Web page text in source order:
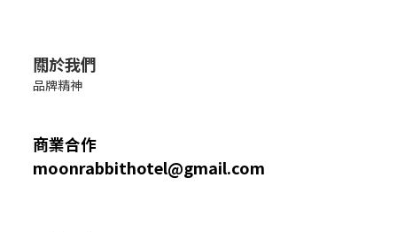
關於我們
品牌精神
商業合作
moonrabbithotel@gmail.com